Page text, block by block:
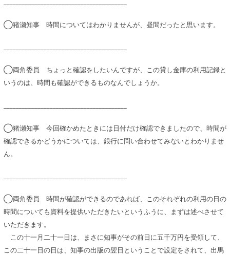
◯猪瀬知事 時間についてはわかりませんが、昼間だったと思います。
◯両角委員 ちょっと確認をしたいんですが、この貸し金庫の利用記録と
いうのは、時間も確認ができるものなんでしょうか。
◯猪瀬知事 今回確かめたときには日付だけ確認できましたので、時間が
確認できるかどうかについては、銀行に問い合わせてみないとわかりませ
ん。
◯両角委員 時間が確認ができるのであれば、このそれぞれの利用の日の
時間についても資料を提供いただきたいというふうに、まずは述べさせて
いただきます。
この十一月二十一日は、まさに知事がその前日に五千万円を受領して、
この二十一日の日は、知事の出版の翌日ということで設定をされて、出馬